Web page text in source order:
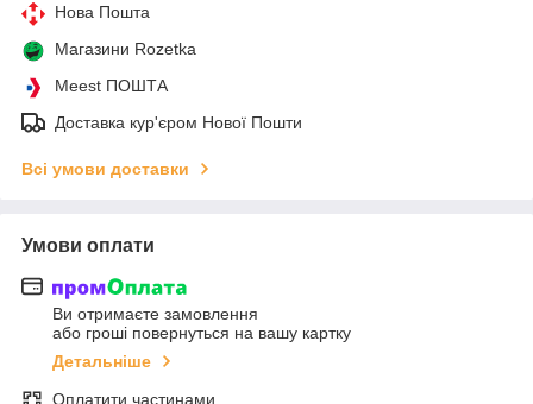
Нова Пошта
Магазини Rozetka
Meest ПОШТА
Доставка кур'єром Нової Пошти
Всі умови доставки
Умови оплати
Ви отримаєте замовлення
або гроші повернуться на вашу картку
Детальніше
Оплатити частинами